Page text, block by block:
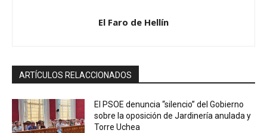
El Faro de Hellín
ARTÍCULOS RELACCIONADOS
El PSOE denuncia “silencio” del Gobierno
sobre la oposición de Jardinería anulada y
Torre Uchea